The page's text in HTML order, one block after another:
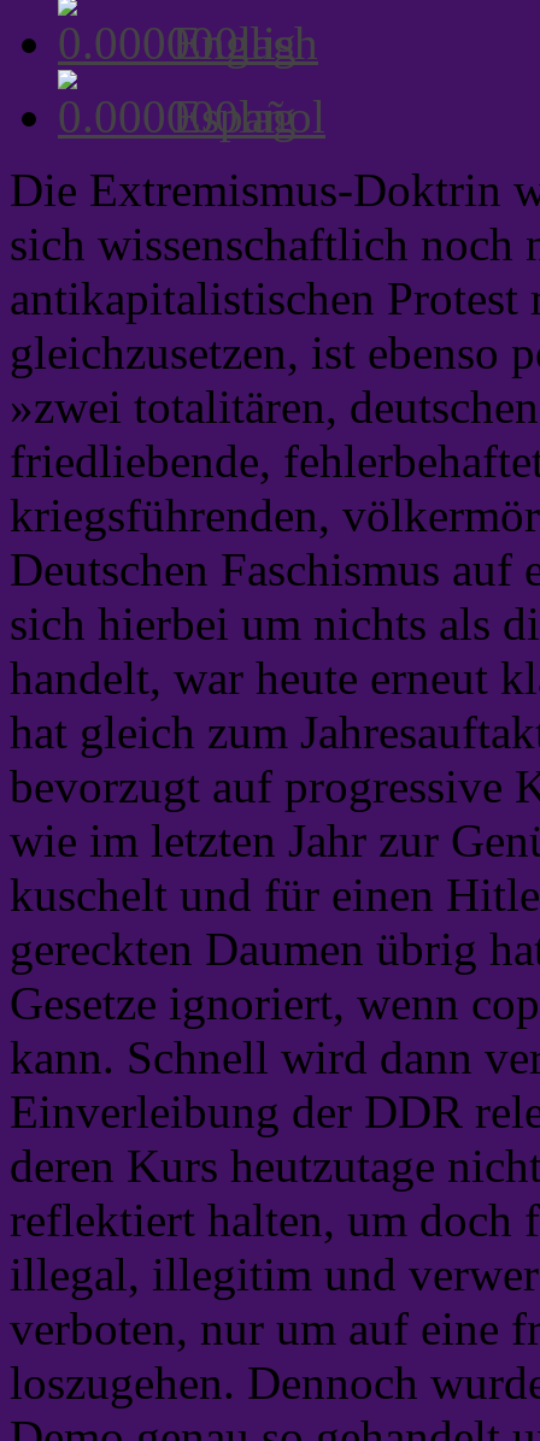
English
Español
Die Extremismus-Doktrin
sich wissenschaftlich noch
antikapitalistischen Protest
gleichzusetzen, ist ebenso
»zwei totalitären,
friedliebende,
kriegsführenden,
Deutschen Faschismus auf
sich hierbei um nichts als
handelt, war heute erneut
hat gleich zum
bevorzugt auf progressive
wie im letzten Jahr zur
kuschelt und für einen
gereckten Daumen übrig
Gesetze ignoriert, wenn
kann. Schnell wird dann
Einverleibung der DDR
deren Kurs heutzutage
reflektiert halten, um doch
illegal, illegitim und
verboten, nur um auf eine
loszugehen. Dennoch